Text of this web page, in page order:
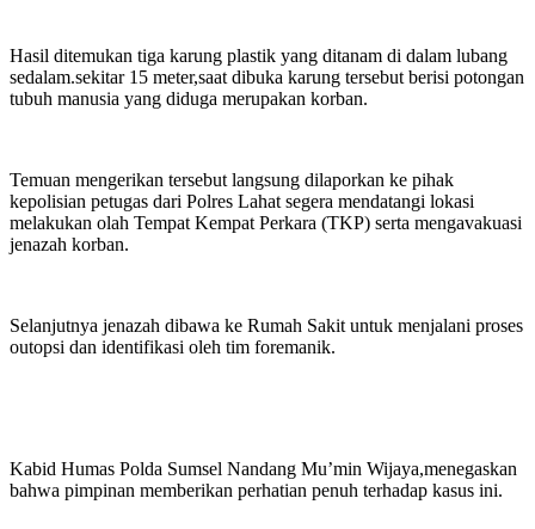
Hasil ditemukan tiga karung plastik yang ditanam di dalam lubang
sedalam.sekitar 15 meter,saat dibuka karung tersebut berisi potongan
tubuh manusia yang diduga merupakan korban.
Temuan mengerikan tersebut langsung dilaporkan ke pihak
kepolisian petugas dari Polres Lahat segera mendatangi lokasi
melakukan olah Tempat Kempat Perkara (TKP) serta mengavakuasi
jenazah korban.
Selanjutnya jenazah dibawa ke Rumah Sakit untuk menjalani proses
outopsi dan identifikasi oleh tim foremanik.
Kabid Humas Polda Sumsel Nandang Mu’min Wijaya,menegaskan
bahwa pimpinan memberikan perhatian penuh terhadap kasus ini.